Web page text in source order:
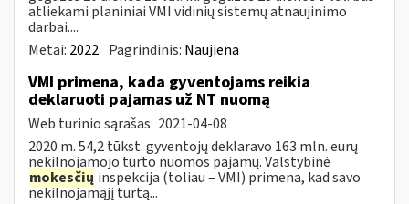
atliekami planiniai VMI vidinių sistemų atnaujinimo
darbai....
Metai: 2022 Pagrindinis: Naujiena
VMI primena, kada gyventojams reikia
deklaruoti pajamas už NT nuomą
Web turinio sąrašas 2021-04-08
2020 m. 54,2 tūkst. gyventojų deklaravo 163 mln. eurų
nekilnojamojo turto nuomos pajamų. Valstybinė
mokesčių inspekcija (toliau – VMI) primena, kad savo
nekilnojamąjį turtą...